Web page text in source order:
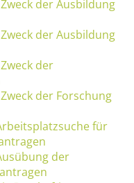
der Ausbildung
der Ausbildung
der
der Forschung
für
der